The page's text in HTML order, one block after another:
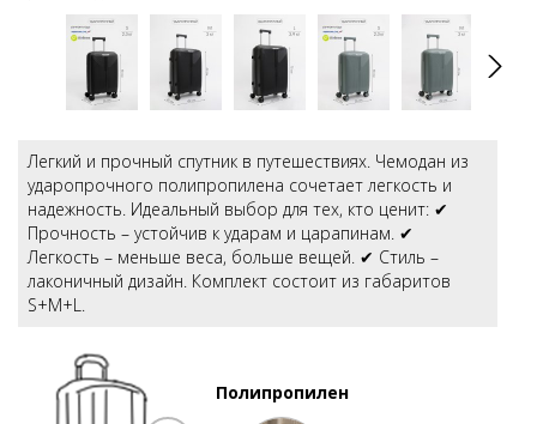
Легкий и прочный спутник в путешествиях. Чемодан из
ударопрочного полипропилена сочетает легкость и
надежность. Идеальный выбор для тех, кто ценит: ✔
Прочность – устойчив к ударам и царапинам. ✔
Легкость – меньше веса, больше вещей. ✔ Стиль –
лаконичный дизайн. Комплект состоит из габаритов
S+M+L.
Полипропилен